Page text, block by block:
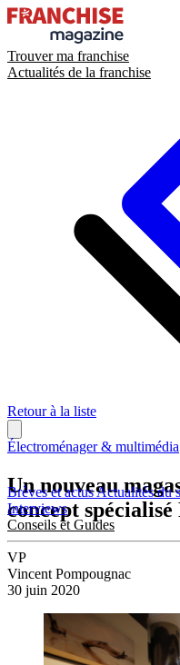
Trouver ma franchise
Actualités de la franchise
Brèves et actusActualités du
Interviews
Conseils et Guides
Retour à la liste
Électroménager & multimédia
Un nouveau
concept
VP
Vincent Pompougnac
30 juin 2020